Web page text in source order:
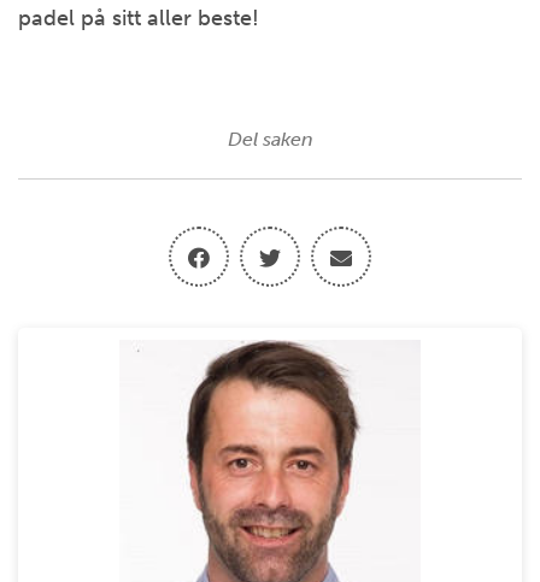
padel på sitt aller beste!
Del saken